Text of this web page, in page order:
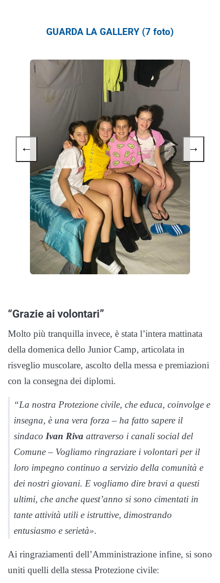
GUARDA LA GALLERY (7 foto)
← →
“Grazie ai volontari”
Molto più tranquilla invece, è stata l’intera mattinata
della domenica dello Junior Camp, articolata in
risveglio muscolare, ascolto della messa e premiazioni
con la consegna dei diplomi.
“La nostra Protezione civile, che educa, coinvolge e
insegna, è una vera forza – ha fatto sapere il
sindaco Ivan Riva attraverso i canali social del
Comune – Vogliamo ringraziare i volontari per il
loro impegno continuo a servizio della comunità e
dei nostri giovani. E vogliamo dire bravi a questi
ultimi, che anche quest’anno si sono cimentati in
tante attività utili e istruttive, dimostrando
entusiasmo e serietà».
Ai ringraziamenti dell’Amministrazione infine, si sono
uniti quelli della stessa Protezione civile: